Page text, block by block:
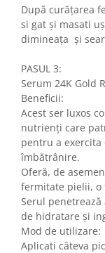
După curățarea
si gat și masati
dimineața și
PASUL 3:
Serum 24K Gold
Beneficii:
Acest ser luxos
nutrienți care
pentru a
îmbătrânire.
Oferă, de
fermitate pielii, o
Serul
de hidratare și
Mod de utilizare:
Aplicati câteva